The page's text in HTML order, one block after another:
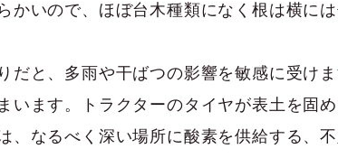
かいので、ほぼ台木種類になく根は横に
だと、多雨や干ばつの影響を敏感に受け
います。トラクターのタイヤが表土を固
、なるべく深い場所に酸素を供給する、